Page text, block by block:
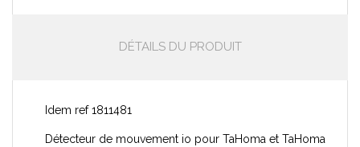
DÉTAILS DU PRODUIT
Idem ref 1811481
Détecteur de mouvement io pour TaHoma et TaHoma